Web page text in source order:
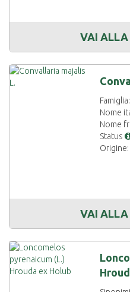
VAI ALLA
Nome
Nome
Status
Origine:
VAI ALLA